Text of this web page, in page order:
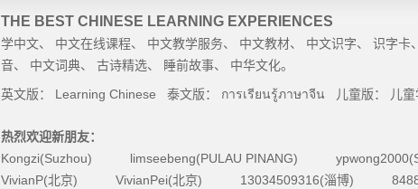
THE BEST CHINESE LEARNING EXPERIENCES
学中文、 中文在线课程、 中文教学服务、 中文教材、 中文识字、 识字卡
音、 中文词典、 古诗精选、 睡前故事、 中华文化。
英文版： Learning Chinese 泰文版： การเรียนรู้ภาษาจีน 儿童版： 儿
热烈欢迎新朋友：
Kongzi(Suzhou)
limseebeng(PULAU PINANG)
VivianP(北京)
VivianPei(北京) 13034509316(淄博)